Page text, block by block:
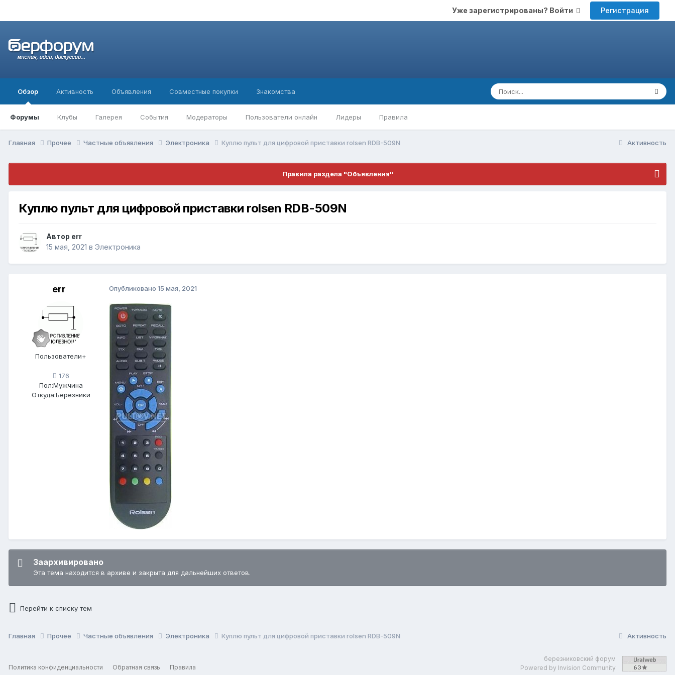
Уже зарегистрированы? Войти Регистрация
Обзор
Форумы Клубы Галерея События Модераторы Пользователи онлайн Лидеры Правила
Активность Объявления Совместные покупки Знакомства
Активность
Главная Прочее Частные объявления Электроника Куплю пульт для цифровой приставки rolsen RDB-509N
Правила раздела "Объявления"
Куплю пульт для цифровой приставки rolsen RDB-509N
Автор err
15 мая, 2021 в Электроника
err
Пользователи+
176
Пол:Мужчина
Откуда:Березники
Опубликовано 15 мая, 2021
Заархивировано
Эта тема находится в архиве и закрыта для дальнейших ответов.
Перейти к списку тем
Активность
Главная Прочее Частные объявления Электроника Куплю пульт для цифровой приставки rolsen RDB-509N
Политика конфиденциальности Обратная связь Правила
березниковский форум
Powered by Invision Community